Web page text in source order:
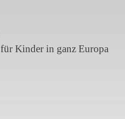
Kinder in ganz Europa